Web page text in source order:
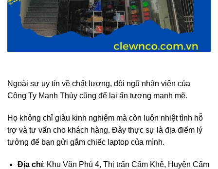
Ngoài sự uy tín về chất lượng, đội ngũ nhân viên của
Công Ty Mạnh Thùy cũng để lại ấn tượng mạnh mẽ.
Họ không chỉ giàu kinh nghiệm mà còn luôn nhiệt tình hỗ
trợ và tư vấn cho khách hàng. Đây thực sự là địa điểm lý
tưởng để bạn gửi gắm chiếc laptop của mình.
Địa chỉ: Khu Văn Phú 4, Thị trấn Cẩm Khê, Huyện Cẩm